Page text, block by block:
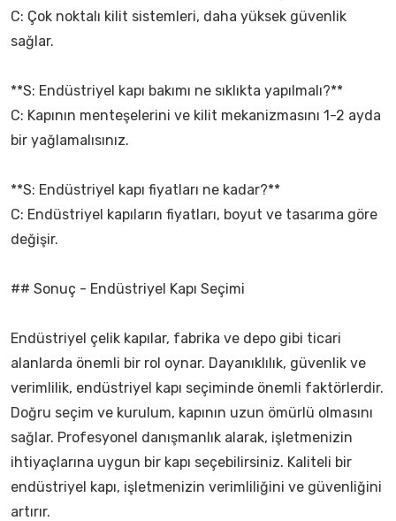
C: Çok noktalı kilit sistemleri, daha yüksek güvenlik
sağlar.
**S: Endüstriyel kapı bakımı ne sıklıkta yapılmalı?**
C: Kapının menteşelerini ve kilit mekanizmasını 1-2 ayda
bir yağlamalısınız.
**S: Endüstriyel kapı fiyatları ne kadar?**
C: Endüstriyel kapıların fiyatları, boyut ve tasarıma göre
değişir.
## Sonuç - Endüstriyel Kapı Seçimi
Endüstriyel çelik kapılar, fabrika ve depo gibi ticari
alanlarda önemli bir rol oynar. Dayanıklılık, güvenlik ve
verimlilik, endüstriyel kapı seçiminde önemli faktörlerdir.
Doğru seçim ve kurulum, kapının uzun ömürlü olmasını
sağlar. Profesyonel danışmanlık alarak, işletmenizin
ihtiyaçlarına uygun bir kapı seçebilirsiniz. Kaliteli bir
endüstriyel kapı, işletmenizin verimliliğini ve güvenliğini
artırır.